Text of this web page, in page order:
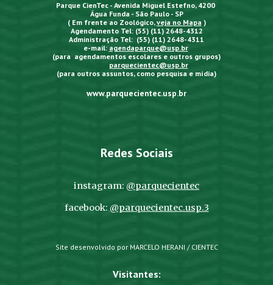
Parque CienTec - Avenida Miguel Estefno, 4200
Água Funda - São Paulo - SP
( Em frente ao Zoológico,veja no Mapa )
Agendamento Tel: (55) (11) 2648-4312
Administração Tel: (55) (11) 2648-4311
e-mail: agendaparque@usp.br
(para agendamentos escolares e outros grupos)
parquecientec@usp.br
(para outros assuntos, como pesquisa e mídia)
www.parquecientec.usp.br
Redes Sociais
instagram: @parquecientec
facebook: @parquecientec.usp.3
Site desenvolvido por MARCELO HERANI / CIENTEC
Visitantes: